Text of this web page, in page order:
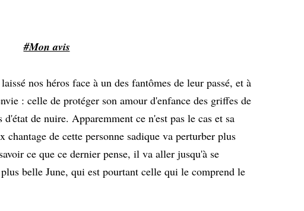
#Mon avis
nos héros face à un des fantômes de leur passé, et à
: celle de protéger son amour d'enfance des griffes de
de nuire. Apparemment ce n'est pas le cas et sa
de cette personne sadique va perturber plus
ce que ce dernier pense, il va aller jusqu'à se
belle June, qui est pourtant celle qui le comprend le